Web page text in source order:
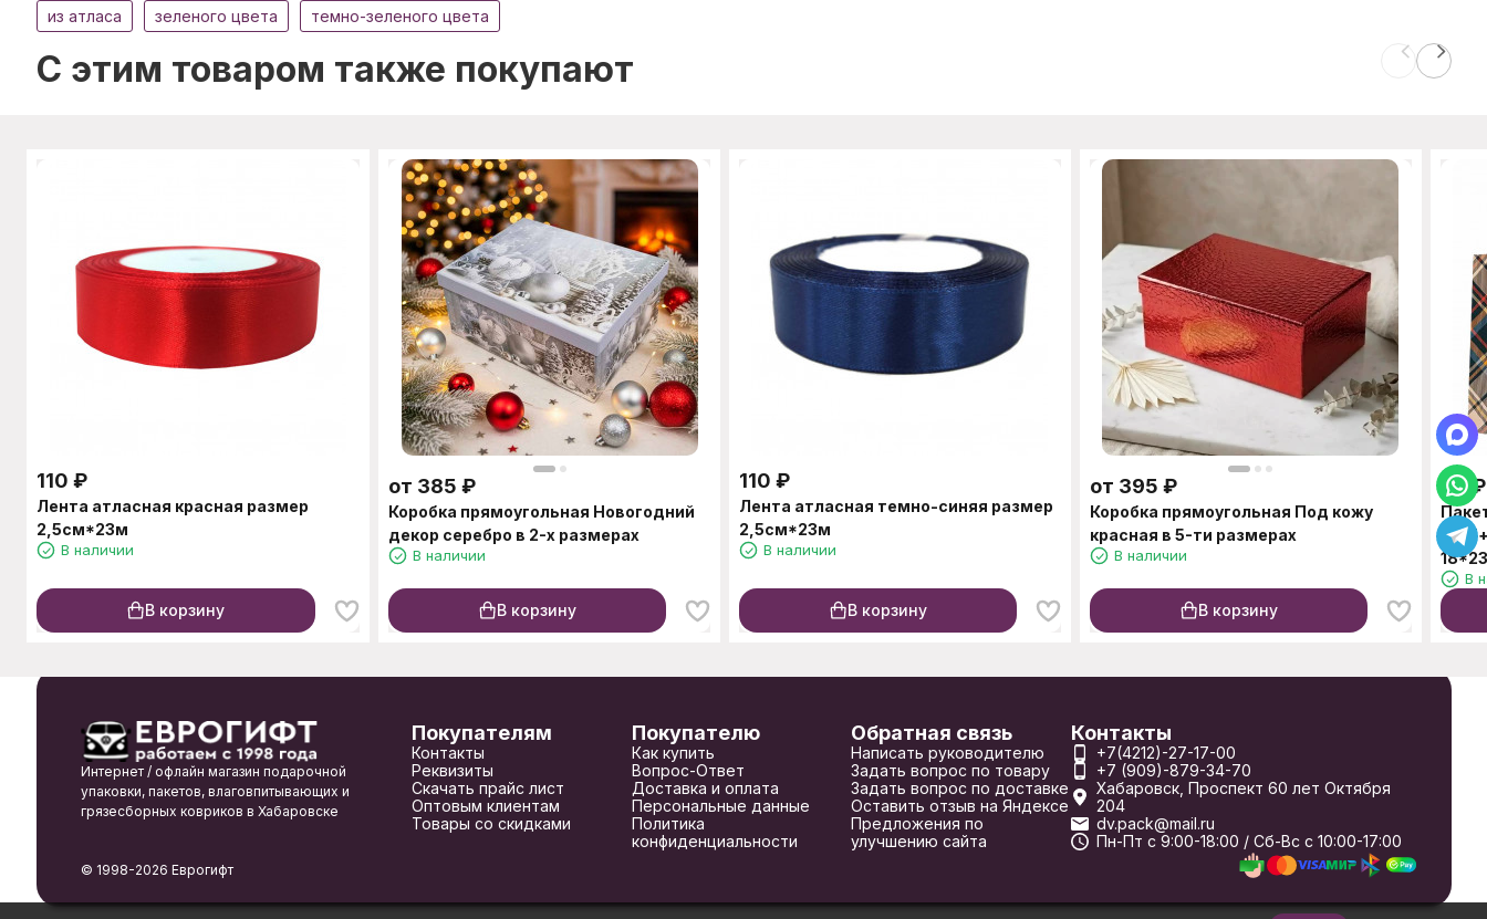
из атласа зеленого цвета темно-зеленого цвета
C этим товаром также покупают
110 ₽
Лента атласная красная размер
2,5см*23м
В наличии
В корзину
от 385 ₽
Коробка прямоугольная Новогодний
декор серебро в 2-х размерах
В наличии
В корзину
110 ₽
Лента атласная темно-синяя размер
2,5см*23м
В наличии
В корзину
от 395 ₽
Коробка прямоугольная Под кожу
красная в 5-ти размерах
В наличии
В корзину
46 ₽
В
Интернет / офлайн магазин подарочной
упаковки, пакетов, влаговпитывающих и
грязесборных ковриков в Хабаровске
Покупателям
Контакты
Реквизиты
Скачать прайс лист
Оптовым клиентам
Товары со скидками
Покупателю
Как купить
Вопрос-Ответ
Доставка и оплата
Персональные данные
Политика
конфиденциальности
Обратная связь
Написать руководителю
Задать вопрос по товару
Задать вопрос по доставке
Оставить отзыв на Яндексе
Предложения по
улучшению сайта
Контакты
+7(4212)-27-17-00
+7 (909)-879-34-70
Хабаровск, Проспект 60 лет Октября
204
dv.pack@mail.ru
Пн-Пт с 9:00-18:00 / Сб-Вс с 10:00-17:00
© 1998-2026 Еврогифт